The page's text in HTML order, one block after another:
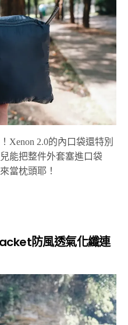
Xenon 2.0的內口袋還特別
能把整件外套塞進口袋
當枕頭耶！
防風透氣化纖連